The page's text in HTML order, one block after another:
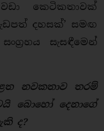
කෙටිකතාවක්
දහසක්’ සමඟ
සැසඳීමෙන්
නවකතාව තරම්
බොහෝ දෙනාගේ
ද?